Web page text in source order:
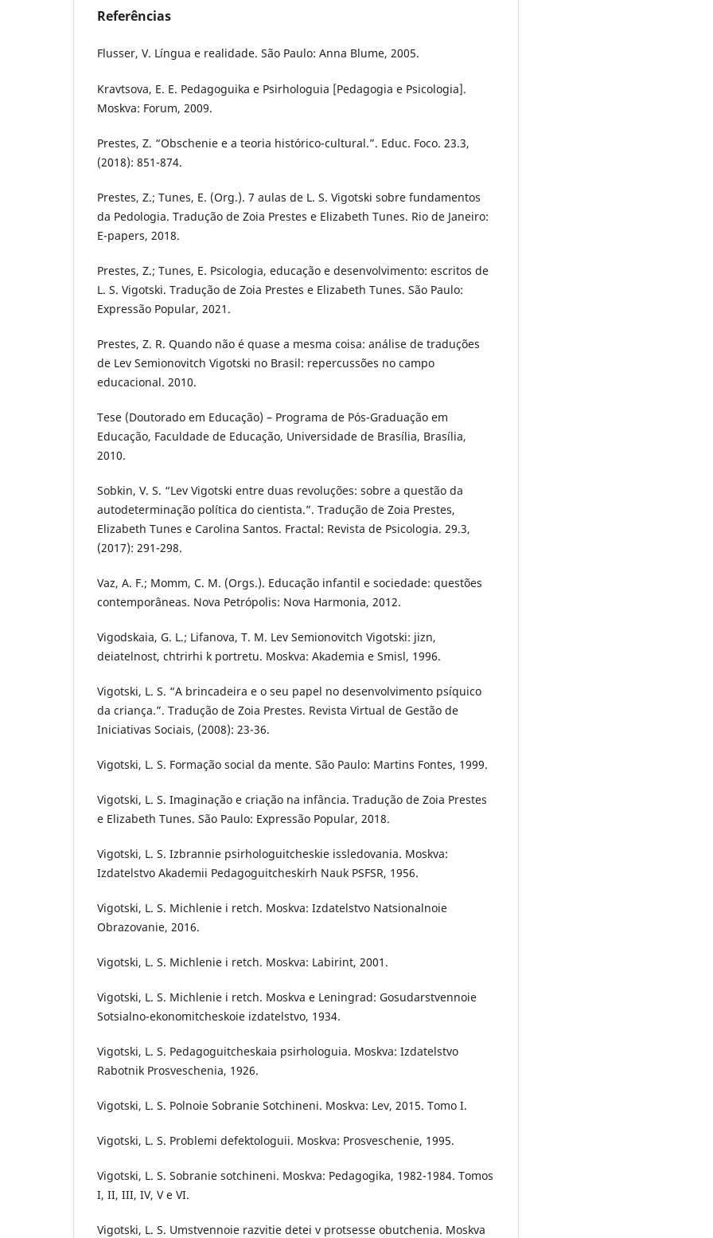
Referências
Flusser, V. Língua e realidade. São Paulo: Anna Blume, 2005.
Kravtsova, E. E. Pedagoguika e Psirhologuia [Pedagogia e Psicologia].
Moskva: Forum, 2009.
Prestes, Z. “Obschenie e a teoria histórico-cultural.”. Educ. Foco. 23.3,
(2018): 851-874.
Prestes, Z.; Tunes, E. (Org.). 7 aulas de L. S. Vigotski sobre fundamentos
da Pedologia. Tradução de Zoia Prestes e Elizabeth Tunes. Rio de Janeiro:
E-papers, 2018.
Prestes, Z.; Tunes, E. Psicologia, educação e desenvolvimento: escritos de
L. S. Vigotski. Tradução de Zoia Prestes e Elizabeth Tunes. São Paulo:
Expressão Popular, 2021.
Prestes, Z. R. Quando não é quase a mesma coisa: análise de traduções
de Lev Semionovitch Vigotski no Brasil: repercussões no campo
educacional. 2010.
Tese (Doutorado em Educação) – Programa de Pós-Graduação em
Educação, Faculdade de Educação, Universidade de Brasília, Brasília,
2010.
Sobkin, V. S. “Lev Vigotski entre duas revoluções: sobre a questão da
autodeterminação política do cientista.”. Tradução de Zoia Prestes,
Elizabeth Tunes e Carolina Santos. Fractal: Revista de Psicologia. 29.3,
(2017): 291-298.
Vaz, A. F.; Momm, C. M. (Orgs.). Educação infantil e sociedade: questões
contemporâneas. Nova Petrópolis: Nova Harmonia, 2012.
Vigodskaia, G. L.; Lifanova, T. M. Lev Semionovitch Vigotski: jizn,
deiatelnost, chtrirhi k portretu. Moskva: Akademia e Smisl, 1996.
Vigotski, L. S. “A brincadeira e o seu papel no desenvolvimento psíquico
da criança.”. Tradução de Zoia Prestes. Revista Virtual de Gestão de
Iniciativas Sociais, (2008): 23-36.
Vigotski, L. S. Formação social da mente. São Paulo: Martins Fontes, 1999.
Vigotski, L. S. Imaginação e criação na infância. Tradução de Zoia Prestes
e Elizabeth Tunes. São Paulo: Expressão Popular, 2018.
Vigotski, L. S. Izbrannie psirhologuitcheskie issledovania. Moskva:
Izdatelstvo Akademii Pedagoguitcheskirh Nauk PSFSR, 1956.
Vigotski, L. S. Michlenie i retch. Moskva: Izdatelstvo Natsionalnoie
Obrazovanie, 2016.
Vigotski, L. S. Michlenie i retch. Moskva: Labirint, 2001.
Vigotski, L. S. Michlenie i retch. Moskva e Leningrad: Gosudarstvennoie
Sotsialno-ekonomitcheskoie izdatelstvo, 1934.
Vigotski, L. S. Pedagoguitcheskaia psirhologuia. Moskva: Izdatelstvo
Rabotnik Prosveschenia, 1926.
Vigotski, L. S. Polnoie Sobranie Sotchineni. Moskva: Lev, 2015. Tomo I.
Vigotski, L. S. Problemi defektologuii. Moskva: Prosveschenie, 1995.
Vigotski, L. S. Sobranie sotchineni. Moskva: Pedagogika, 1982-1984. Tomos
I, II, III, IV, V e VI.
Vigotski, L. S. Umstvennoie razvitie detei v protsesse obutchenia. Moskva